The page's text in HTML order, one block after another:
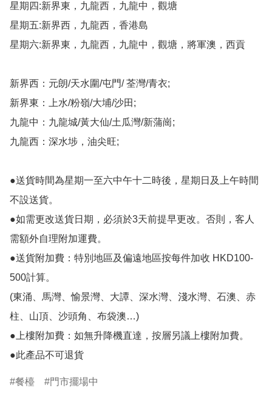
星期四:新界東，九龍西，九龍中，觀塘
星期五:新界西，九龍西，香港島
星期六:新界東，九龍西，九龍中，觀塘，將軍澳，西貢
新界西：元朗/天水圍/屯門/ 荃灣/青衣;
新界東：上水/粉嶺/大埔/沙田;
九龍中：九龍城/黃大仙/土瓜灣/新蒲崗;
九龍西：深水埗，油尖旺;
●送貨時間為星期一至六中午十二時後，星期日及上午時間
不設送貨。
●如需更改送貨日期，必須於3天前提早更改。否則，客人
需額外自理附加運費。
●送貨附加費：特別地區及偏遠地區按每件加收 HKD100-
500計算。
(東涌、馬灣、愉景灣、大譚、深水灣、淺水灣、石澳、赤
柱、山頂、沙頭角、布袋澳…)
●上樓附加費：如無升降機直達，按層另議上樓附加費。
●此產品不可退貨
餐檯 門市擺場中